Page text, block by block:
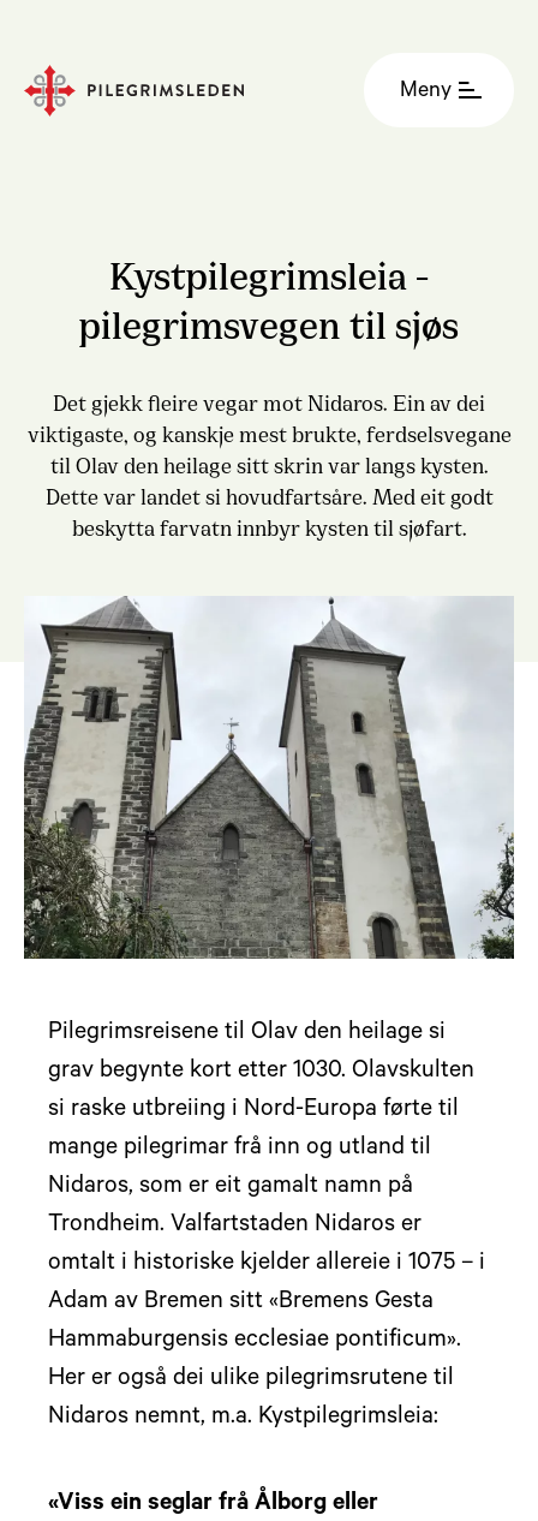
Meny
Kystpilegrimsleia -
pilegrimsvegen til sjøs
Det gjekk fleire vegar mot Nidaros. Ein av dei
viktigaste, og kanskje mest brukte, ferdselsvegane
til Olav den heilage sitt skrin var langs kysten.
Dette var landet si hovudfartsåre. Med eit godt
beskytta farvatn innbyr kysten til sjøfart.
Pilegrimsreisene til Olav den heilage si
grav begynte kort etter 1030. Olavskulten
si raske utbreiing i Nord-Europa førte til
mange pilegrimar frå inn og utland til
Nidaros, som er eit gamalt namn på
Trondheim. Valfartstaden Nidaros er
omtalt i historiske kjelder allereie i 1075 – i
Adam av Bremen sitt «Bremens Gesta
Hammaburgensis ecclesiae pontificum».
Her er også dei ulike pilegrimsrutene til
Nidaros nemnt, m.a. Kystpilegrimsleia:
«Viss ein seglar frå Ålborg eller